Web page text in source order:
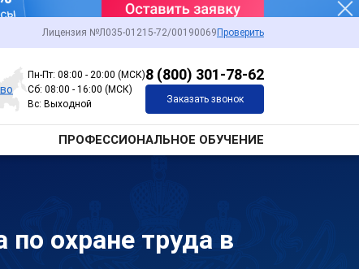
Лицензия №Л035-01215-72/00190069 Проверить
Пн-Пт: 08:00 - 20:00 (МСК)
Сб: 08:00 - 16:00 (МСК)
Вс: Выходной
8 (800) 301-78-62
Заказать звонок
ПРОФЕССИОНАЛЬНОЕ ОБУЧЕНИЕ
охране труда в